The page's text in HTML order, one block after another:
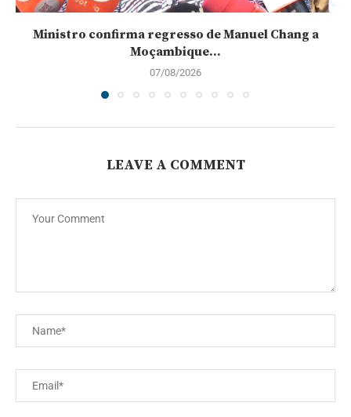
Ministro confirma regresso de Manuel Chang a
Moçambique...
07/08/2026
LEAVE A COMMENT